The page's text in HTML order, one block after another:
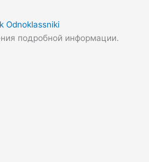
Odnoklassniki
подробной информации.